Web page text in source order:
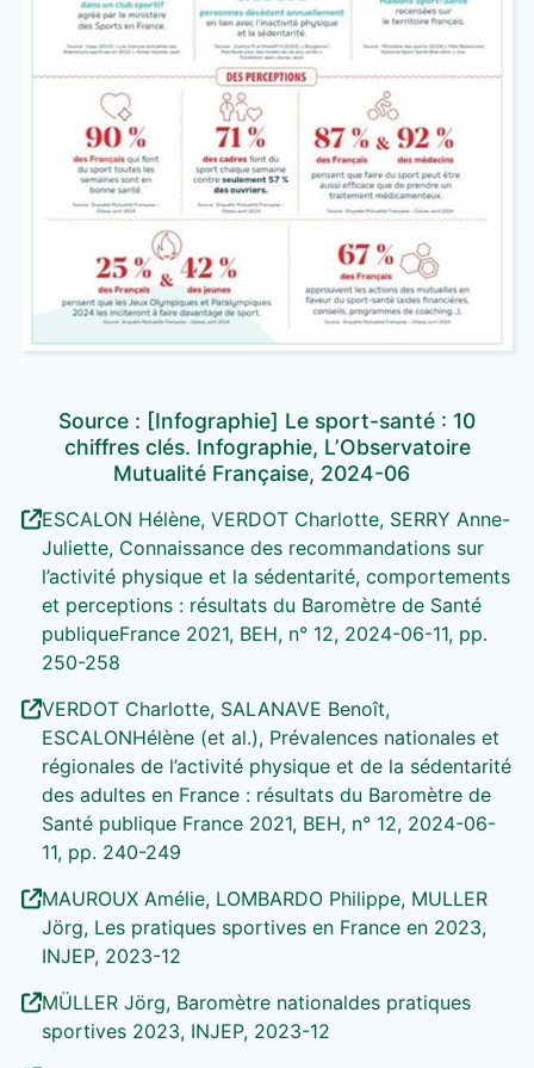
Source : [Infographie] Le sport-santé : 10
chiffres clés. Infographie, L’Observatoire
Mutualité Française, 2024-06
ESCALON Hélène, VERDOT Charlotte, SERRY Anne-
Juliette, Connaissance des recommandations sur
l’activité physique et la sédentarité, comportements
et perceptions : résultats du Baromètre de Santé
publiqueFrance 2021, BEH, n° 12, 2024-06-11, pp.
250-258
VERDOT Charlotte, SALANAVE Benoît,
ESCALONHélène (et al.), Prévalences nationales et
régionales de l’activité physique et de la sédentarité
des adultes en France : résultats du Baromètre de
Santé publique France 2021, BEH, n° 12, 2024-06-
11, pp. 240-249
MAUROUX Amélie, LOMBARDO Philippe, MULLER
Jörg, Les pratiques sportives en France en 2023,
INJEP, 2023-12
MÜLLER Jörg, Baromètre nationaldes pratiques
sportives 2023, INJEP, 2023-12